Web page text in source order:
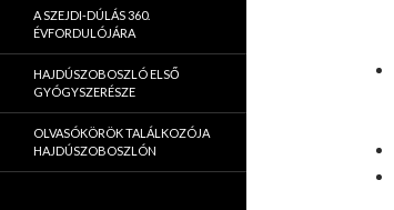
A SZEJDI-DÚLÁS 360.
ÉVFORDULÓJÁRA
HAJDÚSZOBOSZLÓ ELSŐ
GYÓGYSZERÉSZE
OLVASÓKÖRÖK TALÁLKOZÓJA
HAJDÚSZOBOSZLÓN